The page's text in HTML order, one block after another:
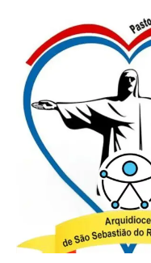
conteúdo